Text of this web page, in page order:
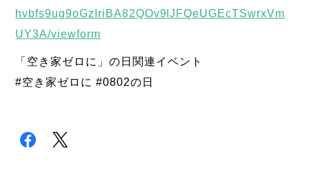
hvbfs9ug9oGzIriBA82QOv9IJFQeUGEcTSwrxVm
UY3A/viewform
「空き家ゼロに」の日関連イベント
#空き家ゼロに #0802の日